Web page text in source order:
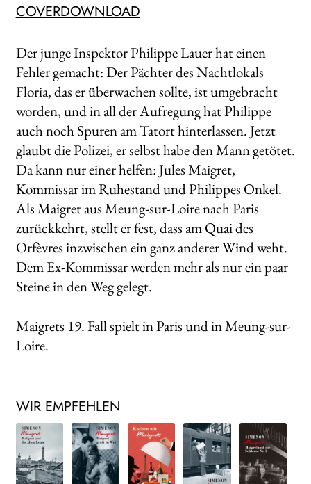
COVERDOWNLOAD
Der junge Inspektor Philippe Lauer hat einen
Fehler gemacht: Der Pächter des Nachtlokals
Floria, das er überwachen sollte, ist umgebracht
worden, und in all der Aufregung hat Philippe
auch noch Spuren am Tatort hinterlassen. Jetzt
glaubt die Polizei, er selbst habe den Mann getötet.
Da kann nur einer helfen: Jules Maigret,
Kommissar im Ruhestand und Philippes Onkel.
Als Maigret aus Meung-sur-Loire nach Paris
zurückkehrt, stellt er fest, dass am Quai des
Orfèvres inzwischen ein ganz anderer Wind weht.
Dem Ex-Kommissar werden mehr als nur ein paar
Steine in den Weg gelegt.
Maigrets 19. Fall spielt in Paris und in Meung­-sur­-
Loire.
WIR EMPFEHLEN